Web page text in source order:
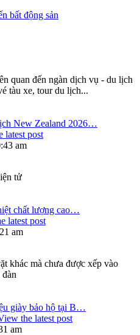
bất động sản
quan đến ngàn dịch vụ - du lịch
tàu xe, tour du lịch...
New Zealand 2026…
latest post
am
tử
chất lượng cao…
latest post
am
khác mà chưa được xếp vào
giày bảo hộ tại B…
the latest post
am